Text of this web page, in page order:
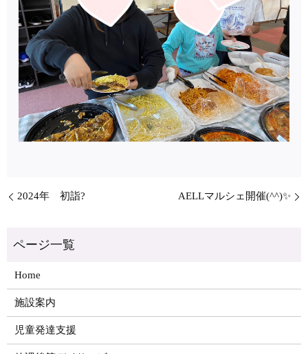
2024年 初詣? AELLマルシェ開催(^^)✨
Home
施設案内
児童発達支援